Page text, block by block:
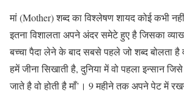
मां (Mother) शब्द का विश्लेषण शायद कोई कभी
इतना विशालता अपने अंदर समेटे हुए है जिसका
बच्चा पैदा लेने के बाद सबसे पहले जो शब्द बोलता है
हमें जीना सिखाती है, दुनिया में वो पहला इन्सान
जाते है वो होती है माँ’। 9 महीने तक अपने पेट में